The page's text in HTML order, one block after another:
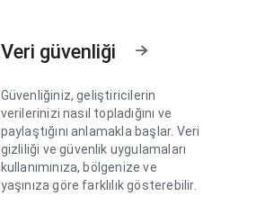
Veri güvenliği
Güvenliğiniz, geliştiricilerin
verilerinizi nasıl topladığını ve
paylaştığını anlamakla başlar. Veri
gizliliği ve güvenlik uygulamaları
kullanımınıza, bölgenize ve
yaşınıza göre farklılık gösterebilir.